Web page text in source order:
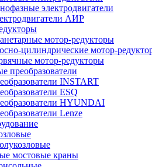
электродвигатели
АИР
мотор-редукторы
цилиндрические мотор-
мотор-редукторы
преобразователи
INSTART
ESQ
HYUNDAI
Lenze
мостовые краны